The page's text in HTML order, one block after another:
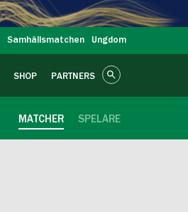
Samhällsmatchen Ungdom
SHOP PARTNERS
SPELARE
MATCHER